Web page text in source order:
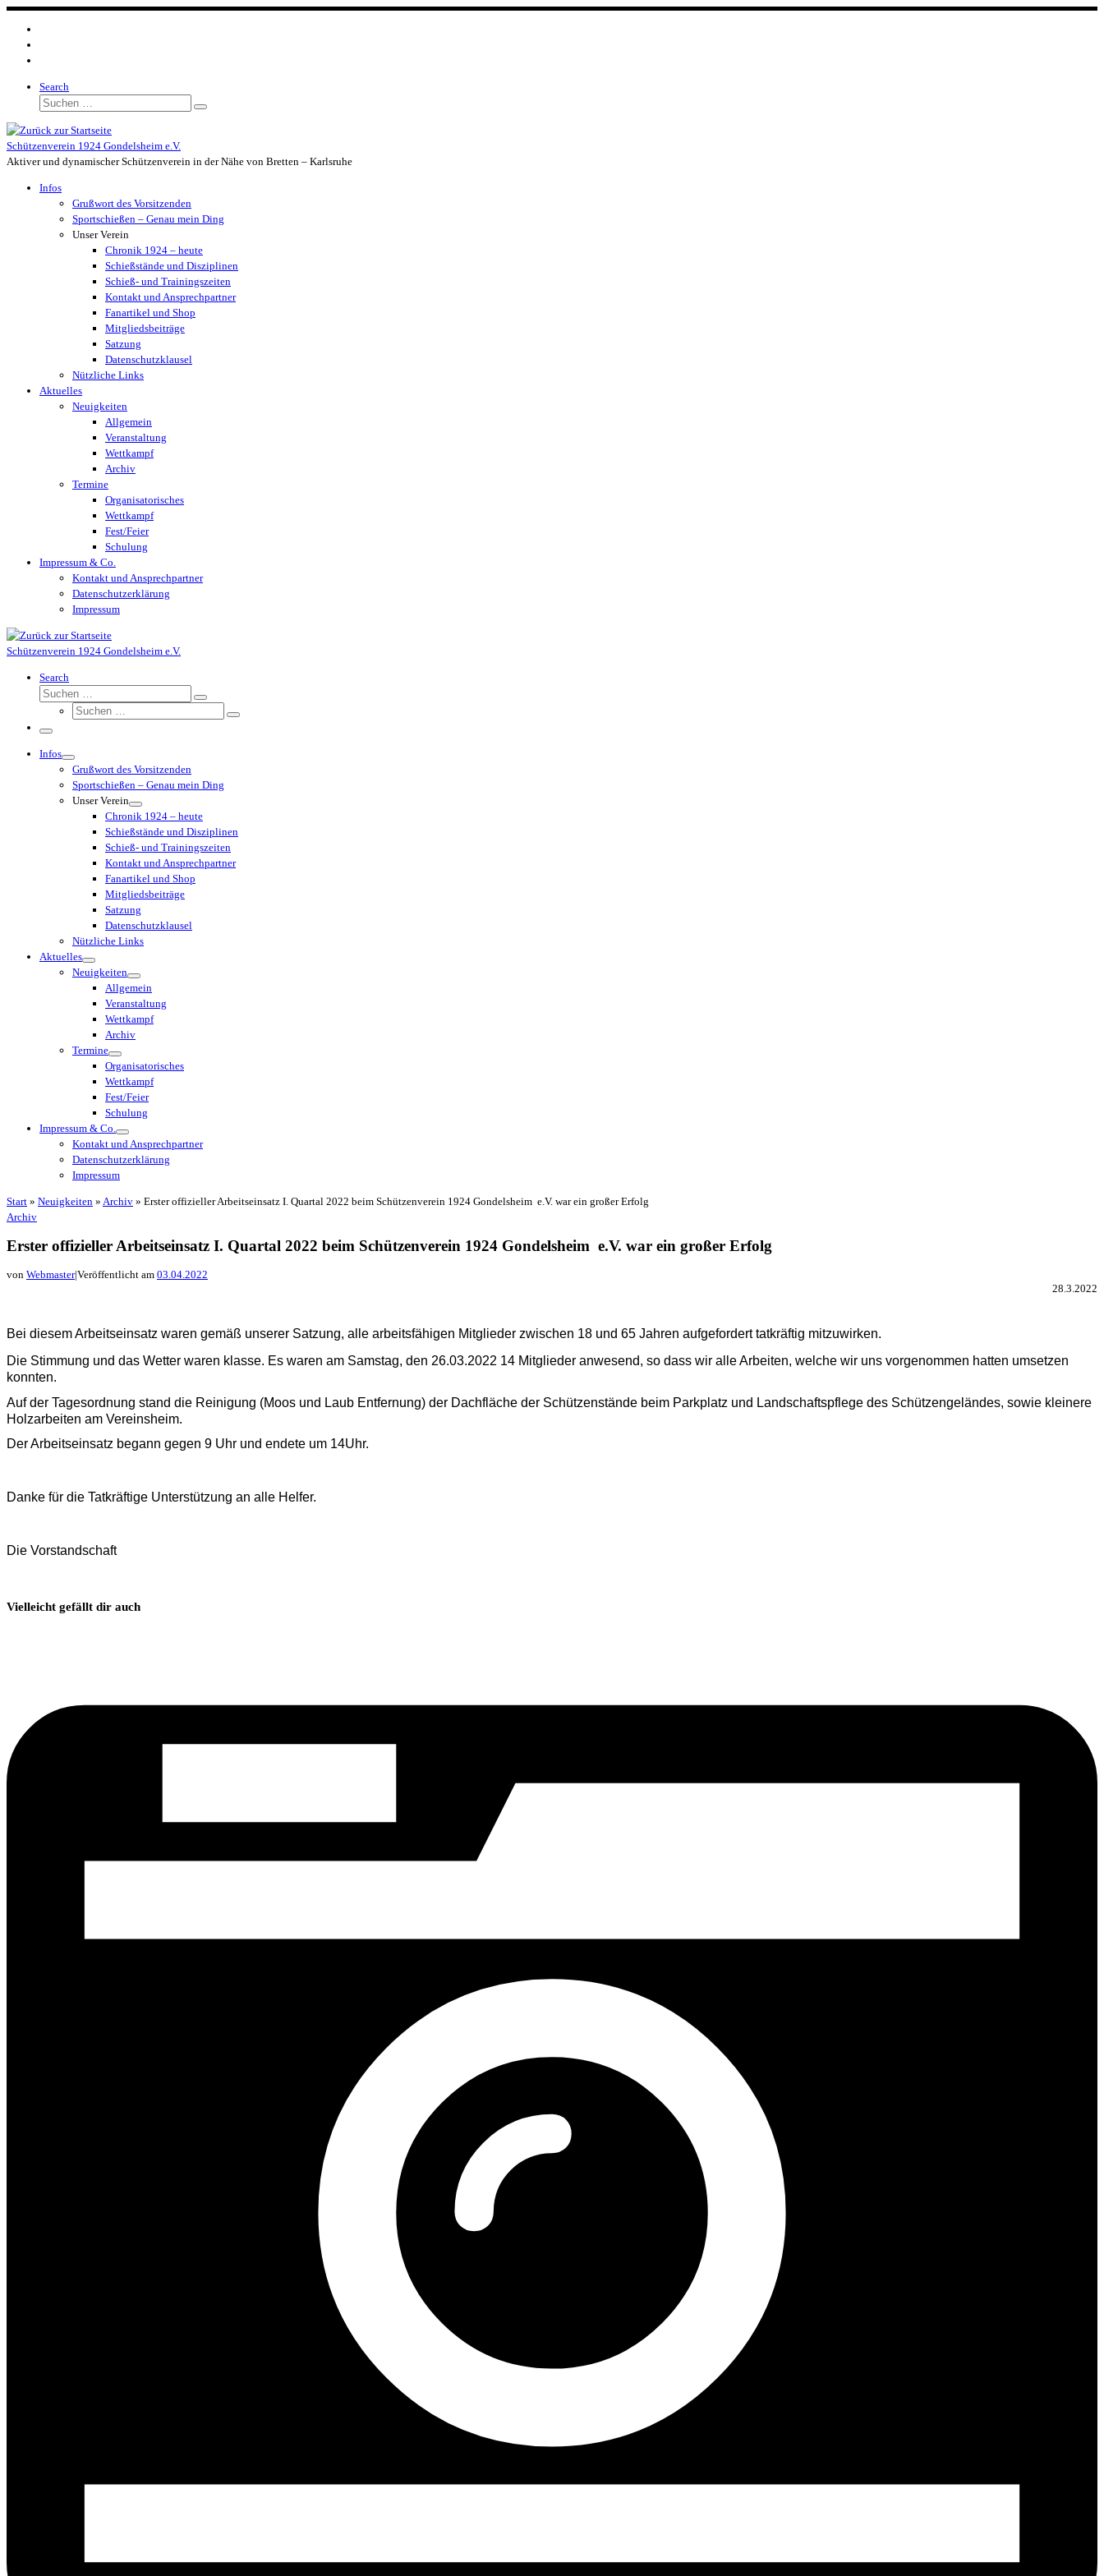
Zum
Inhalt
springen
Search
Suche
Suchen …
Schützenverein 1924 Gondelsheim e.V.
Aktiver und dynamischer Schützenverein in der Nähe von Bretten – Karlsruhe
Infos
Grußwort des Vorsitzenden
Sportschießen – Genau mein Ding
Unser Verein
Chronik 1924 – heute
Schießstände und Disziplinen
Schieß- und Trainingszeiten
Kontakt und Ansprechpartner
Fanartikel und Shop
Mitgliedsbeiträge
Satzung
Datenschutzklausel
Nützliche Links
Aktuelles
Neuigkeiten
Allgemein
Veranstaltung
Wettkampf
Archiv
Termine
Organisatorisches
Wettkampf
Fest/Feier
Schulung
Impressum & Co.
Kontakt und Ansprechpartner
Datenschutzerklärung
Impressum
Schützenverein 1924 Gondelsheim e.V.
Search
Suche
Suchen …
Suche
Suchen …
Menü
Infos
Grußwort des Vorsitzenden
Sportschießen – Genau mein Ding
Unser Verein
Chronik 1924 – heute
Schießstände und Disziplinen
Schieß- und Trainingszeiten
Kontakt und Ansprechpartner
Fanartikel und Shop
Mitgliedsbeiträge
Satzung
Datenschutzklausel
Nützliche Links
Aktuelles
Neuigkeiten
Allgemein
Veranstaltung
Wettkampf
Archiv
Termine
Organisatorisches
Wettkampf
Fest/Feier
Schulung
Impressum & Co.
Kontakt und Ansprechpartner
Datenschutzerklärung
Impressum
Start » Neuigkeiten » Archiv » Erster offizieller Arbeitseinsatz I. Quartal 2022 beim Schützenverein 1924 Gondelsheim e.V. war ein großer Erfolg
Archiv
Erster offizieller Arbeitseinsatz I. Quartal 2022 beim Schützenverein 1924 Gondelsheim e.V. war ein großer Erfolg
von Webmaster|Veröffentlicht am 03.04.2022
28.3.2022
Bei diesem Arbeitseinsatz waren gemäß unserer Satzung, alle arbeitsfähigen Mitglieder zwischen 18 und 65 Jahren aufgefordert tatkräftig mitzuwirken.
Die Stimmung und das Wetter waren klasse. Es waren am Samstag, den 26.03.2022 14 Mitglieder anwesend, so dass wir alle Arbeiten, welche wir uns vorgenommen hatten umsetzen
konnten.
Auf der Tagesordnung stand die Reinigung (Moos und Laub Entfernung) der Dachfläche der Schützenstände beim Parkplatz und Landschaftspflege des Schützengeländes, sowie kleinere
Holzarbeiten am Vereinsheim.
Der Arbeitseinsatz begann gegen 9 Uhr und endete um 14Uhr.
Danke für die Tatkräftige Unterstützung an alle Helfer.
Die Vorstandschaft
Vielleicht gefällt dir auch